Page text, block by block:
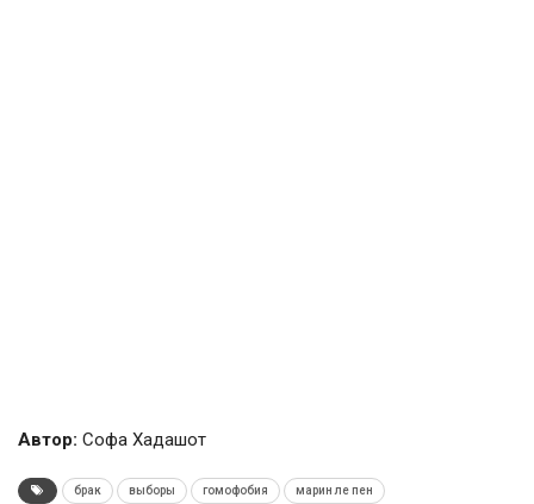
Автор: Софа Хадашот
брак выборы гомофобия марин ле пен